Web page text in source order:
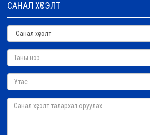
САНАЛ ХҮСЭЛТ